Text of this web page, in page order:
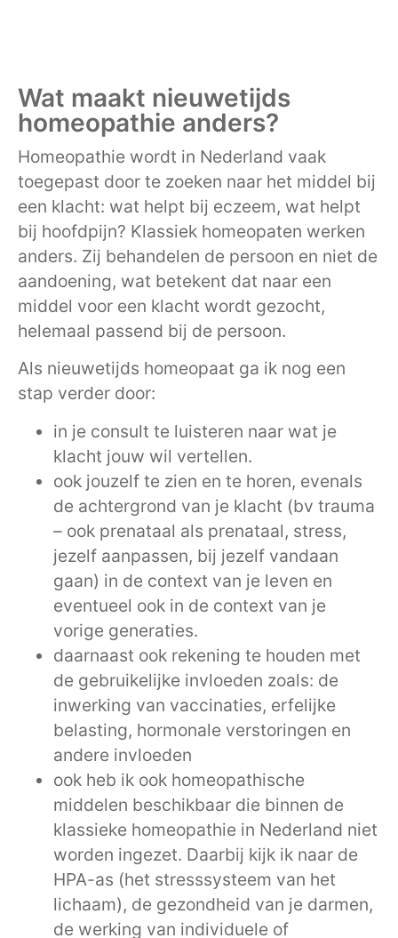
Wat maakt nieuwetijds
homeopathie anders?
Homeopathie wordt in Nederland vaak
toegepast door te zoeken naar het middel bij
een klacht: wat helpt bij eczeem, wat helpt
bij hoofdpijn? Klassiek homeopaten werken
anders. Zij behandelen de persoon en niet de
aandoening, wat betekent dat naar een
middel voor een klacht wordt gezocht,
helemaal passend bij de persoon.
Als nieuwetijds homeopaat ga ik nog een
stap verder door:
in je consult te luisteren naar wat je
klacht jouw wil vertellen.
ook jouzelf te zien en te horen, evenals
de achtergrond van je klacht (bv trauma
– ook prenataal als prenataal, stress,
jezelf aanpassen, bij jezelf vandaan
gaan) in de context van je leven en
eventueel ook in de context van je
vorige generaties.
daarnaast ook rekening te houden met
de gebruikelijke invloeden zoals: de
inwerking van vaccinaties, erfelijke
belasting, hormonale verstoringen en
andere invloeden
ook heb ik ook homeopathische
middelen beschikbaar die binnen de
klassieke homeopathie in Nederland niet
worden ingezet. Daarbij kijk ik naar de
HPA-as (het stresssysteem van het
lichaam), de gezondheid van je darmen,
de werking van individuele of